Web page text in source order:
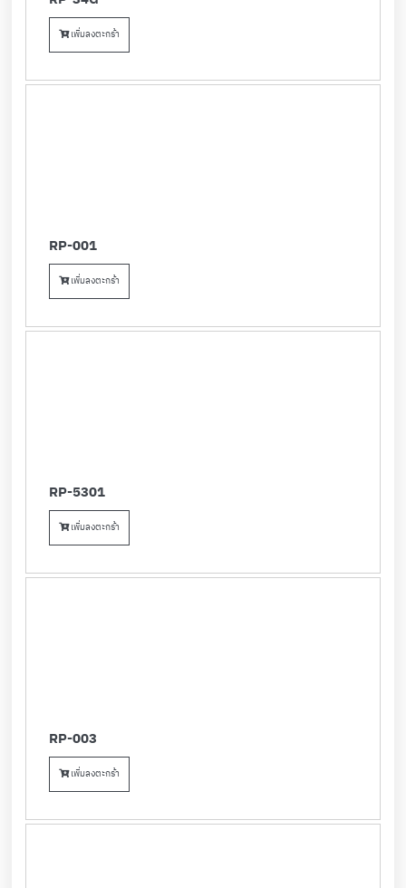
เพิ่มลงตะกร้า
RP-001
เพิ่มลงตะกร้า
RP-5301
เพิ่มลงตะกร้า
RP-003
เพิ่มลงตะกร้า